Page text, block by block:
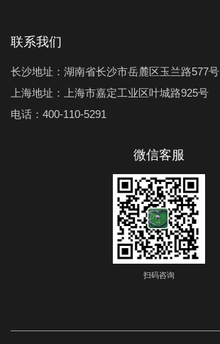
联系我们
长沙地址：湖南省长沙市岳麓区玉兰路577号
上海地址：上海市嘉定工业区叶城路925号
电话：400-110-5291
微信客服
扫码咨询